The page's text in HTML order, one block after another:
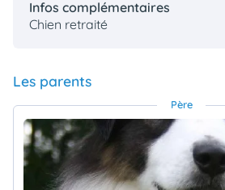
Infos complémentaires
Chien retraité
Les parents
Père